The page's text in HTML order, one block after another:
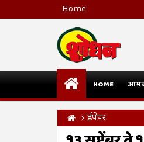
Home
HOME
ईपेपर